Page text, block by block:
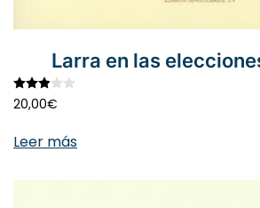
Larra en las
20,00€
Leer más